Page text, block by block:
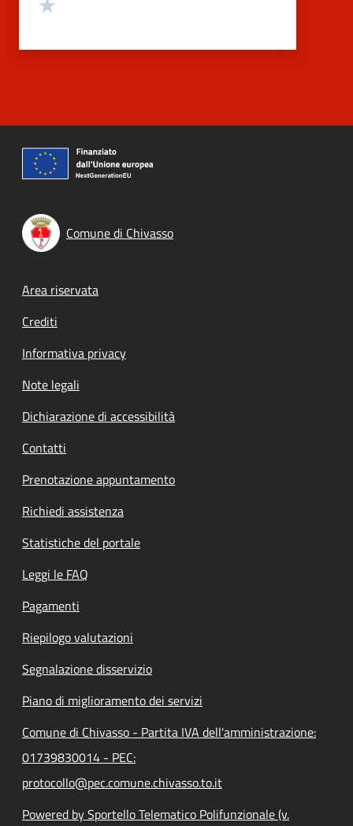
Comune di Chivasso
Footer menu
Area riservata
Crediti
Informativa privacy
Note legali
Dichiarazione di accessibilità
Contatti
Prenotazione appuntamento
Richiedi assistenza
Statistiche del portale
Leggi le FAQ
Pagamenti
Riepilogo valutazioni
Segnalazione disservizio
Piano di miglioramento dei servizi
Comune di Chivasso - Partita IVA dell'amministrazione:
01739830014 - PEC:
protocollo@pec.comune.chivasso.to.it
Powered by Sportello Telematico Polifunzionale (v.